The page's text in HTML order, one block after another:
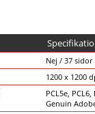
Nej / 37
1200 x 1200
PCL5e,
Genuin